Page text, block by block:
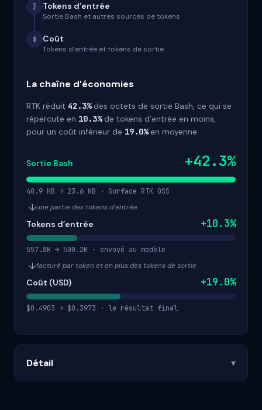
∑ Tokens d’entrée
Sortie Bash et autres sources de tokens
$ Coût
Tokens d’entrée et tokens de sortie
La chaîne d’économies
RTK réduit 42.3%des octets de sortie Bash, ce qui se
répercute en 10.3%de tokens d’entrée en moins,
pour un coût inférieur de 19.0%en moyenne.
Sortie Bash +42.3%
40.9 KB → 23.6 KB · Surface RTK OSS
↓une partie des tokens d’entrée
Tokens d’entrée +10.3%
557.8K → 500.2K · envoyé au modèle
↓facturé par token et en plus des tokens de sortie
Coût (USD) +19.0%
$0.4903 → $0.3973 · le résultat final
Détail ▾